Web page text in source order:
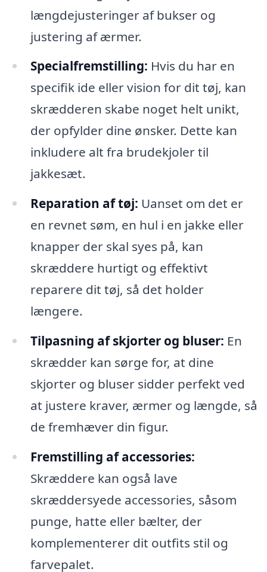
længdejusteringer af bukser og
justering af ærmer.
Specialfremstilling: Hvis du har en
specifik ide eller vision for dit tøj, kan
skrædderen skabe noget helt unikt,
der opfylder dine ønsker. Dette kan
inkludere alt fra brudekjoler til
jakkesæt.
Reparation af tøj: Uanset om det er
en revnet søm, en hul i en jakke eller
knapper der skal syes på, kan
skræddere hurtigt og effektivt
reparere dit tøj, så det holder
længere.
Tilpasning af skjorter og bluser: En
skrædder kan sørge for, at dine
skjorter og bluser sidder perfekt ved
at justere kraver, ærmer og længde, så
de fremhæver din figur.
Fremstilling af accessories:
Skræddere kan også lave
skræddersyede accessories, såsom
punge, hatte eller bælter, der
komplementerer dit outfits stil og
farvepalet.